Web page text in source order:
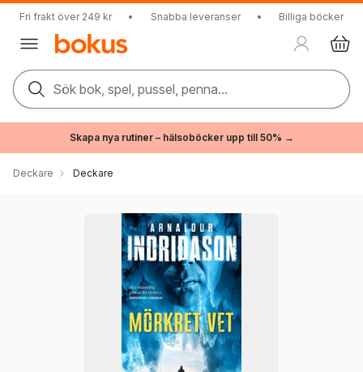
Fri frakt över 249 kr • Snabba leveranser • Billiga böcker
Sök bok, spel, pussel, penna...
Skapa nya rutiner – hälsoböcker upp till 50% →
Deckare Deckare